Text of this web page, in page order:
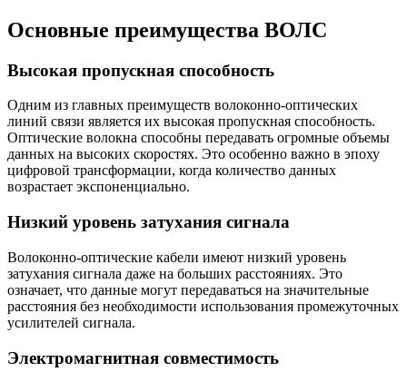
Основные преимущества ВОЛС
Высокая пропускная способность
Одним из главных преимуществ волоконно-оптических
линий связи является их высокая пропускная способность.
Оптические волокна способны передавать огромные объемы
данных на высоких скоростях. Это особенно важно в эпоху
цифровой трансформации, когда количество данных
возрастает экспоненциально.
Низкий уровень затухания сигнала
Волоконно-оптические кабели имеют низкий уровень
затухания сигнала даже на больших расстояниях. Это
означает, что данные могут передаваться на значительные
расстояния без необходимости использования промежуточных
усилителей сигнала.
Электромагнитная совместимость